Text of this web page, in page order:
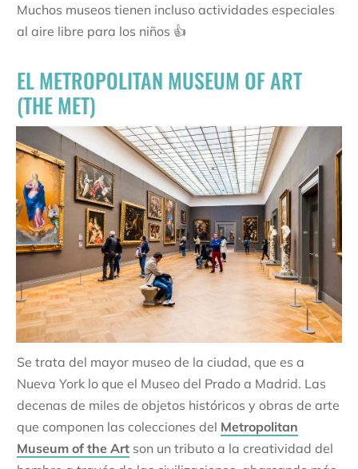
Muchos museos tienen incluso actividades especiales
al aire libre para los niños 👍
EL METROPOLITAN MUSEUM OF ART
(THE MET)
Se trata del mayor museo de la ciudad, que es a
Nueva York lo que el Museo del Prado a Madrid. Las
decenas de miles de objetos históricos y obras de arte
que componen las colecciones del Metropolitan
Museum of the Art son un tributo a la creatividad del